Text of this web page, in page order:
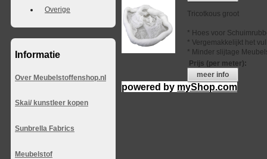
Overige
Informatie
Over Meubelstoffenshop.nl
Skai/ kunstleer kopen
Sunbrella Fabrics
Meubelstof
Tricotkous groot
* Hoes voor
* Vergemakkelijkt het
* Minder slijtage
Prijs (per meter):
meer info
powered by myShop.com